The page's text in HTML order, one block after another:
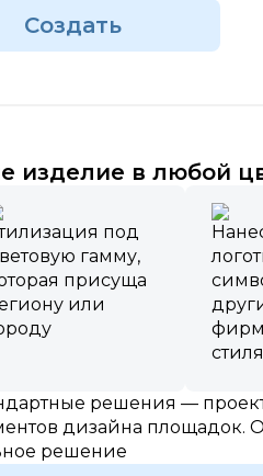
Создать
изделие в любой
под
гамму,
присуща
или
стиля
решения —
дизайна площадок.
решение